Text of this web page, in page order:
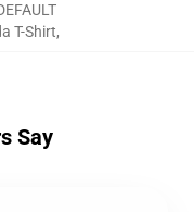
T-Shirt,
Say